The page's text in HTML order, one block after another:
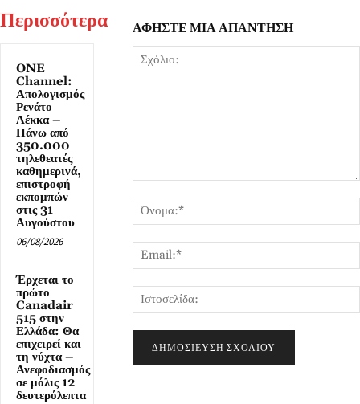
Περισσότερα
ONE
Channel:
Απολογισμός
Ρενάτο
Λέκκα –
Πάνω από
350.000
τηλεθεατές
καθημερινά,
επιστροφή
εκπομπών
στις 31
Αυγούστου
06/08/2026
Έρχεται το
πρώτο
Canadair
515 στην
Ελλάδα: Θα
επιχειρεί και
τη νύχτα –
Ανεφοδιασμός
σε μόλις 12
δευτερόλεπτα
ΑΦΗΣΤΕ ΜΙΑ ΑΠΑΝΤΗΣΗ